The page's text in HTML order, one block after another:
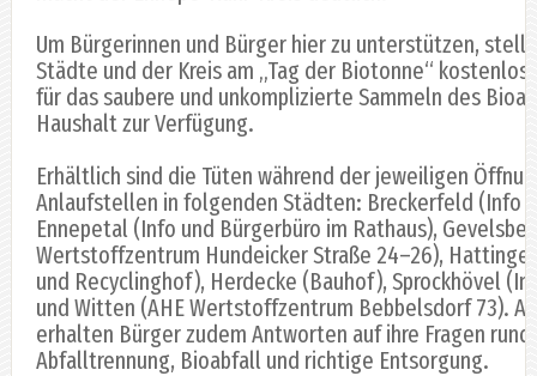
Um Bürgerinnen und Bürger hier zu unterstützen,
Städte und der Kreis am „Tag der Biotonne“
für das saubere und unkomplizierte Sammeln des
Haushalt zur Verfügung.
Erhältlich sind die Tüten während der jeweiligen
Anlaufstellen in folgenden Städten: Breckerfeld (Info
Ennepetal (Info und Bürgerbüro im Rathaus),
Wertstoffzentrum Hundeicker Straße 24–26),
und Recyclinghof), Herdecke (Bauhof), Sprockhövel
und Witten (AHE Wertstoffzentrum Bebbelsdorf 73).
erhalten Bürger zudem Antworten auf ihre Fragen rund
Abfalltrennung, Bioabfall und richtige Entsorgung.